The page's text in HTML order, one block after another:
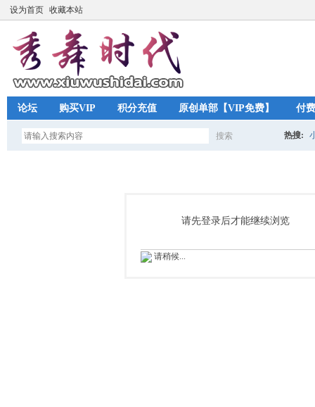
设为首页 收藏本站
论坛 购买VIP 积分充值 原创单部【VIP免费】 付
搜索
索
热搜:
请先登录后才能继续浏览
请稍候...